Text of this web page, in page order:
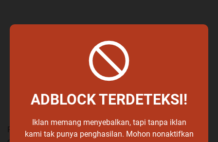
Pastikan Anda menjaga kualitas dan keamanan dalam
ADBLOCK TERDETEKSI!
Iklan memang menyebalkan, tapi tanpa iklan
kami tak punya penghasilan. Mohon nonaktifkan